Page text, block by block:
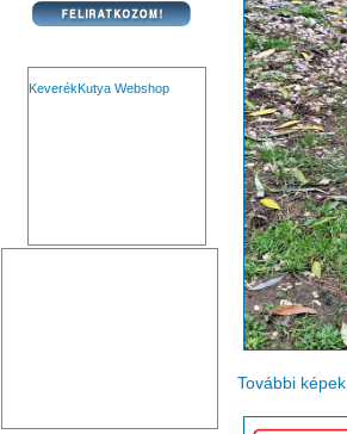
KeverékKutya Webshop
További képek